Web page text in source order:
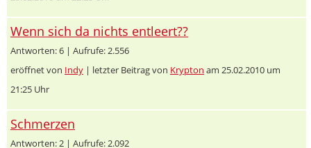
Wenn sich da nichts entleert??
Antworten: 6 | Aufrufe: 2.556
eröffnet von Indy | letzter Beitrag von Krypton am 25.02.2010 um
21:25 Uhr
Schmerzen
Antworten: 2 | Aufrufe: 2.092